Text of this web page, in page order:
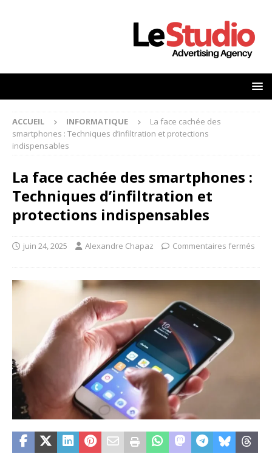
ACCUEIL INFORMATIQUE
La face cachée des
smartphones : Techniques d’infiltration et protections
indispensables
La face cachée des smartphones :
Techniques d’infiltration et
protections indispensables
juin 24, 2025 Alexandre Chapaz Commentaires fermés